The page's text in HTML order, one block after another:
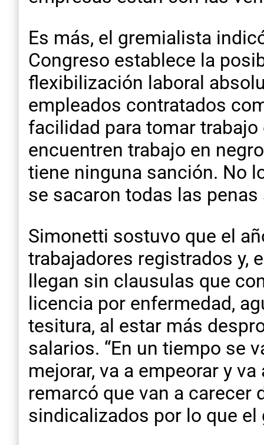
Es más, el gremialista
Congreso establece la
flexibilización laboral
empleados contratados
facilidad para tomar trabajo
encuentren trabajo en
tiene ninguna sanción. No
se sacaron todas las penas
Simonetti sostuvo que el
trabajadores registrados y,
llegan sin clausulas que
licencia por enfermedad,
tesitura, al estar más
salarios. “En un tiempo se
mejorar, va a empeorar y
remarcó que van a carecer
sindicalizados por lo que